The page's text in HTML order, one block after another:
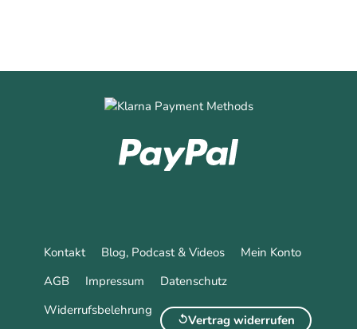
Kontakt Blog, Podcast & Videos
Mein Konto
AGB
Impressum
Datenschutz
Widerrufsbelehrung
Vertrag widerrufen